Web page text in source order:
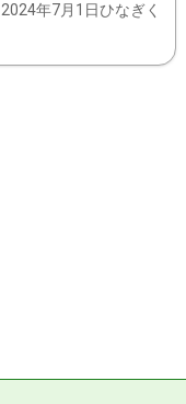
年7月1日ひなぎく